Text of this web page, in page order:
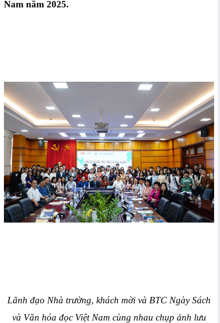
Nam năm 2025.
Lãnh đạo Nhà trường, khách mời và BTC Ngày Sách
và Văn hóa đọc Việt Nam cùng nhau chụp ảnh lưu